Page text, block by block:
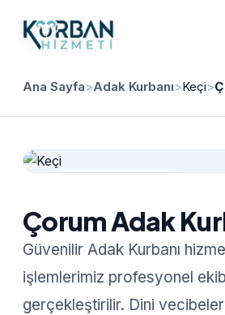
Ana Sayfa>Adak Kurbanı>Keçi>
Çorum Adak
Güvenilir Adak Kurbanı
işlemlerimiz profesyonel
gerçekleştirilir. Dini